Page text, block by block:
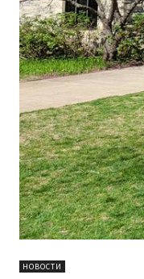
НОВОСТИ